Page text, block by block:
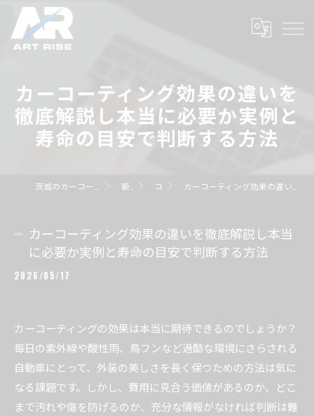
カーコーティング効果の違いを
徹底解説し本当に必要か実例と
寿命の目安で判断する方法
新着情報 コラム カーコーティング効果の違いを徹底解説し本当に必要か実例と寿命の目安で判断する方法
カーコーティング効果の違いを徹底解説し本当
に必要か実例と寿命の目安で判断する方法
2026/05/17
カーコーティングの効果は本当に期待できるのでしょうか？
毎日の紫外線や酸性雨、鳥フンなど過酷な環境にさらされる
自動車にとって、外装の美しさを長く保つための方法は気に
なる課題です。しかし、費用に見合う価値があるのか、どこ
まで汚れや傷を防げるのか、充分な情報がなければ判断は難